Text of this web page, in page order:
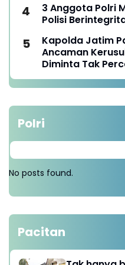
3 Anggota Polri
Polisi
Kapolda Jatim
Ancaman
Diminta Tak
Polri
No posts found.
Pacitan